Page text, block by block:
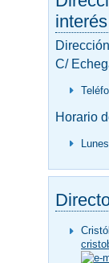
interés
C/
Horario